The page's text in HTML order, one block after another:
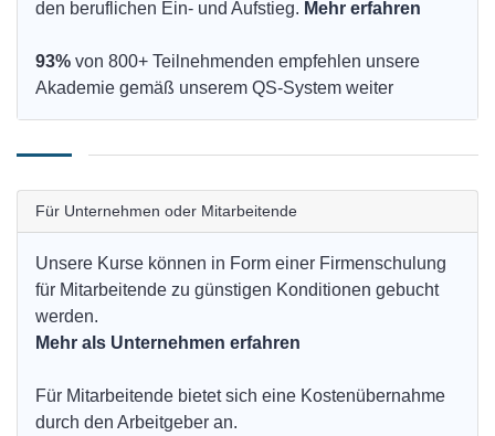
den beruflichen Ein- und Aufstieg. Mehr erfahren
93% von 800+ Teilnehmenden empfehlen unsere
Akademie gemäß unserem QS-System weiter
Für Unternehmen oder Mitarbeitende
Unsere Kurse können in Form einer Firmenschulung
für Mitarbeitende zu günstigen Konditionen gebucht
werden.
Mehr als Unternehmen erfahren
Für Mitarbeitende bietet sich eine Kostenübernahme
durch den Arbeitgeber an.